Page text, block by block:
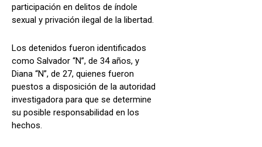
participación en delitos de índole
sexual y privación ilegal de la libertad.
Los detenidos fueron identificados
como Salvador “N”, de 34 años, y
Diana “N”, de 27, quienes fueron
puestos a disposición de la autoridad
investigadora para que se determine
su posible responsabilidad en los
hechos.